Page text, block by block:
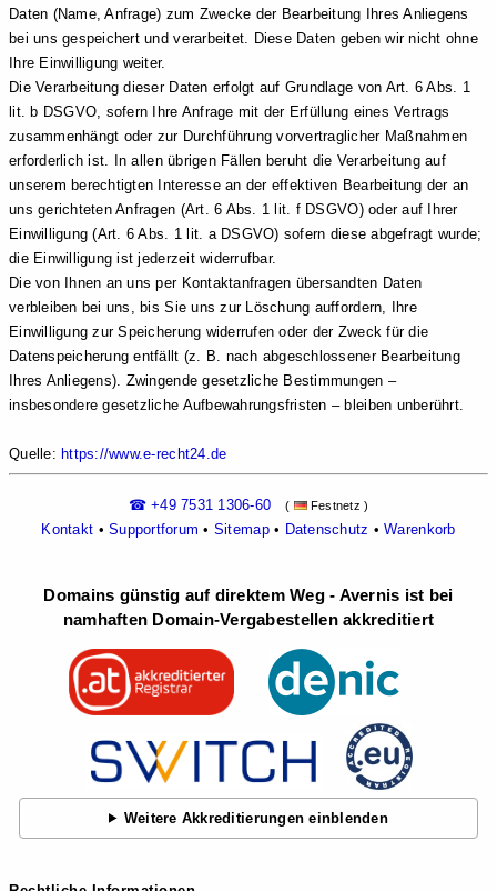
Daten (Name, Anfrage) zum Zwecke der Bearbeitung Ihres Anliegens
bei uns gespeichert und verarbeitet. Diese Daten geben wir nicht ohne
Ihre Einwilligung weiter.
Die Verarbeitung dieser Daten erfolgt auf Grundlage von Art. 6 Abs. 1
lit. b DSGVO, sofern Ihre Anfrage mit der Erfüllung eines Vertrags
zusammenhängt oder zur Durchführung vorvertraglicher Maßnahmen
erforderlich ist. In allen übrigen Fällen beruht die Verarbeitung auf
unserem berechtigten Interesse an der effektiven Bearbeitung der an
uns gerichteten Anfragen (Art. 6 Abs. 1 lit. f DSGVO) oder auf Ihrer
Einwilligung (Art. 6 Abs. 1 lit. a DSGVO) sofern diese abgefragt wurde;
die Einwilligung ist jederzeit widerrufbar.
Die von Ihnen an uns per Kontaktanfragen übersandten Daten
verbleiben bei uns, bis Sie uns zur Löschung auffordern, Ihre
Einwilligung zur Speicherung widerrufen oder der Zweck für die
Datenspeicherung entfällt (z. B. nach abgeschlossener Bearbeitung
Ihres Anliegens). Zwingende gesetzliche Bestimmungen –
insbesondere gesetzliche Aufbewahrungsfristen – bleiben unberührt.
Quelle: https://www.e-recht24.de
☎ +49 7531 1306-60 ( Festnetz )
Kontakt •Supportforum • Sitemap• Datenschutz •Warenkorb
Domains günstig auf direktem Weg - Avernis ist bei
namhaften Domain-Vergabestellen akkreditiert
Weitere Akkreditierungen einblenden